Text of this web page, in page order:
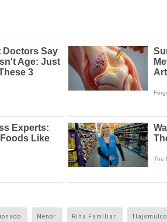
Menor Riña Familiar Tlajomulco